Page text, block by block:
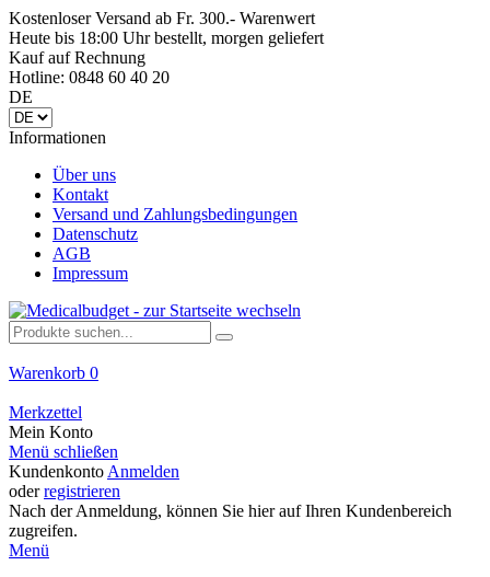
Kostenloser Versand ab Fr. 300.- Warenwert
Heute bis 18:00 Uhr bestellt, morgen geliefert
Kauf auf Rechnung
Hotline: 0848 60 40 20
DE
Informationen
Über uns
Kontakt
Versand und Zahlungsbedingungen
Datenschutz
AGB
Impressum
Warenkorb 0
Merkzettel
Mein Konto
Menü schließen
Kundenkonto Anmelden
oderregistrieren
Nach der Anmeldung, können Sie hier auf Ihren Kundenbereich
zugreifen.
Menü